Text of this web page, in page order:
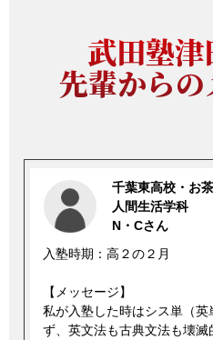
武田塾
先輩から
千葉東高校・お
人間生活学科
N・Cさん
入塾時期：高２の２月
【メッセージ】
私が入塾した時はシス単（
ず、英文法も古典文法も壊